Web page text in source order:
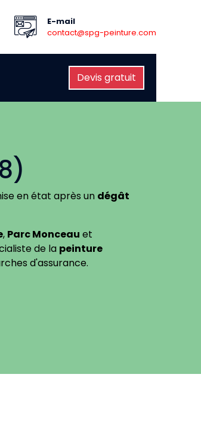
E-mail
contact@spg-peinture.com
Devis gratuit
en état après un dégât
, Parc Monceau et
de la peinture
d'assurance.